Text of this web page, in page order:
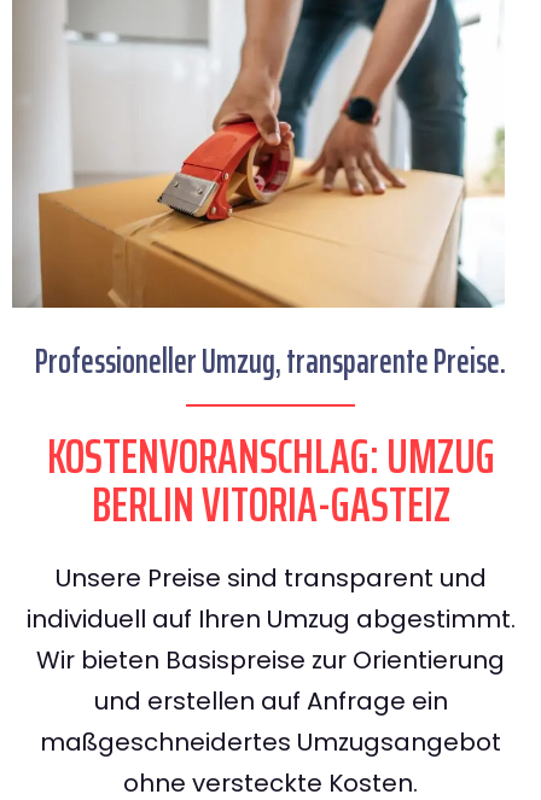
Professioneller Umzug, transparente Preise.
KOSTENVORANSCHLAG: UMZUG
BERLIN VITORIA-GASTEIZ
Unsere Preise sind transparent und
individuell auf Ihren Umzug abgestimmt.
Wir bieten Basispreise zur Orientierung
und erstellen auf Anfrage ein
maßgeschneidertes Umzugsangebot
ohne versteckte Kosten.